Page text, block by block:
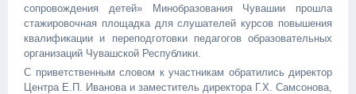
сопровождения детей» Минобразования Чувашии прошла
стажировочная площадка для слушателей курсов повышения
квалификации и переподготовки педагогов образовательных
организаций Чувашской Республики.
С приветственным словом к участникам обратились директор
Центра Е.П. Иванова и заместитель директора Г.Х. Самсонова,